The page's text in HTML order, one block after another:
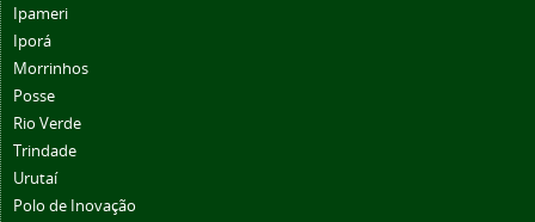
Ipameri
Iporá
Morrinhos
Posse
Rio Verde
Trindade
Urutaí
Polo de Inovação